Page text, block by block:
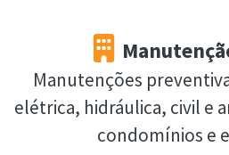
Manutenções
elétrica, hidráulica, civil e
condomínios e